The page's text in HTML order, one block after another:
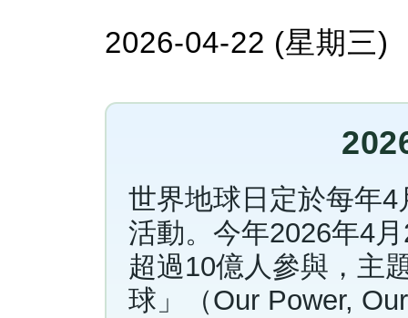
2026-04-22 (星期三)
世界地球日定於每年
活動。今年2026年4
超過10億人參與，主
球」（Our Power,